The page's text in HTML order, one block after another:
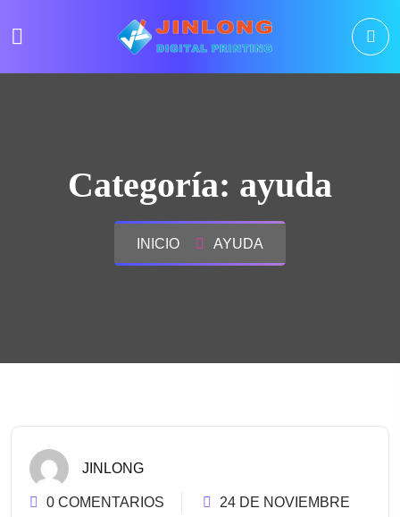
Categoría: ayuda
INICIO AYUDA
JINLONG
0 COMENTARIOS
24 DE NOVIEMBRE